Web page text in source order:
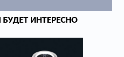
ИНТЕРЕСНО